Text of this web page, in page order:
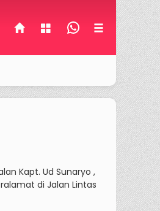
Kapt. Ud Sunaryo ,
di Jalan Lintas